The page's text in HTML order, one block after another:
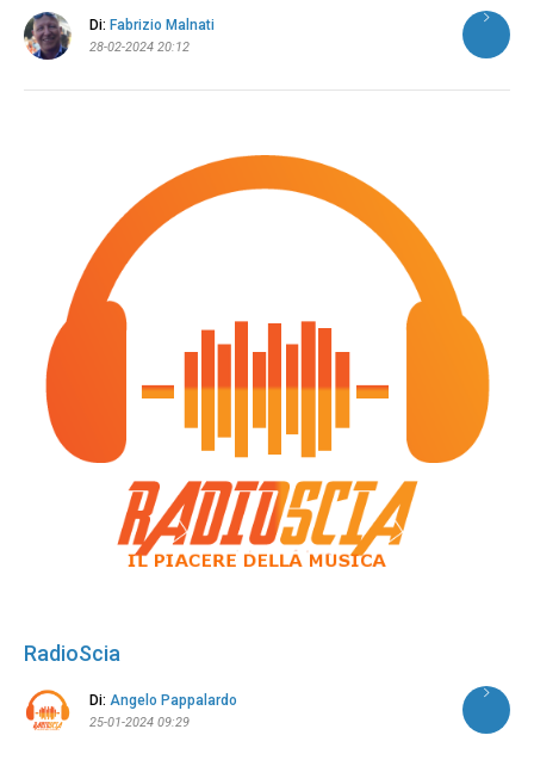
Di: Fabrizio Malnati
28-02-2024 20:12
RadioScia
Di: Angelo Pappalardo
25-01-2024 09:29